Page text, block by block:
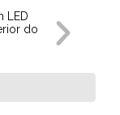
LED
do